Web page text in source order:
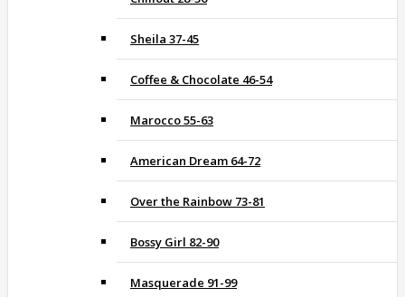
Sheila 37-45
Coffee & Chocolate 46-54
Marocco 55-63
American Dream 64-72
Over the Rainbow 73-81
Bossy Girl 82-90
Masquerade 91-99